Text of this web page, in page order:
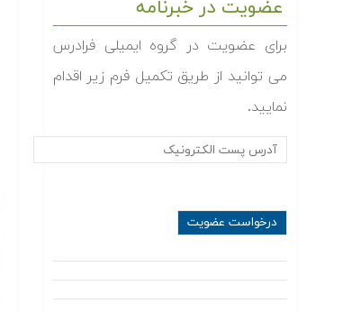
عضویت در خبرنامه
برای عضویت در گروه ایمیلی فرادرس
می توانید از طریق تکمیل فرم زیر اقدام
نمایید.